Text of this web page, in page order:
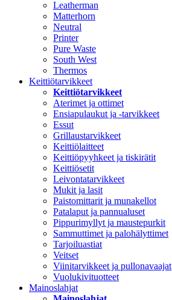
Leatherman
Matterhorn
Neutral
Printer
Pure Waste
South West
Thermos
Keittiötarvikkeet
Keittiötarvikkeet
Aterimet ja ottimet
Ensiapulaukut ja -tarvikkeet
Essut
Grillaustarvikkeet
Keittiölaitteet
Keittiöpyyhkeet ja tiskirätit
Keittiösetit
Leivontatarvikkeet
Mukit ja lasit
Paistomittarit ja munakellot
Patalaput ja pannualuset
Pippurimyllyt ja maustepurkit
Sammuttimet ja palohälyttimet
Tarjoiluastiat
Veitset
Viinitarvikkeet ja pullonavaajat
Vuolukivituotteet
Mainoslahjat